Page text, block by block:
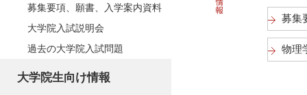
募集
物理
募集要項、願書、入学案内資料
大学院入試説明会
過去の大学院入試問題
大学院生向け情報